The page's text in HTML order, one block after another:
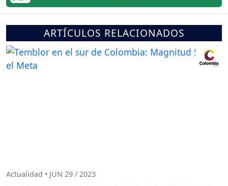
ARTÍCULOS RELACIONADOS
Actualidad • JUN 29 / 2023